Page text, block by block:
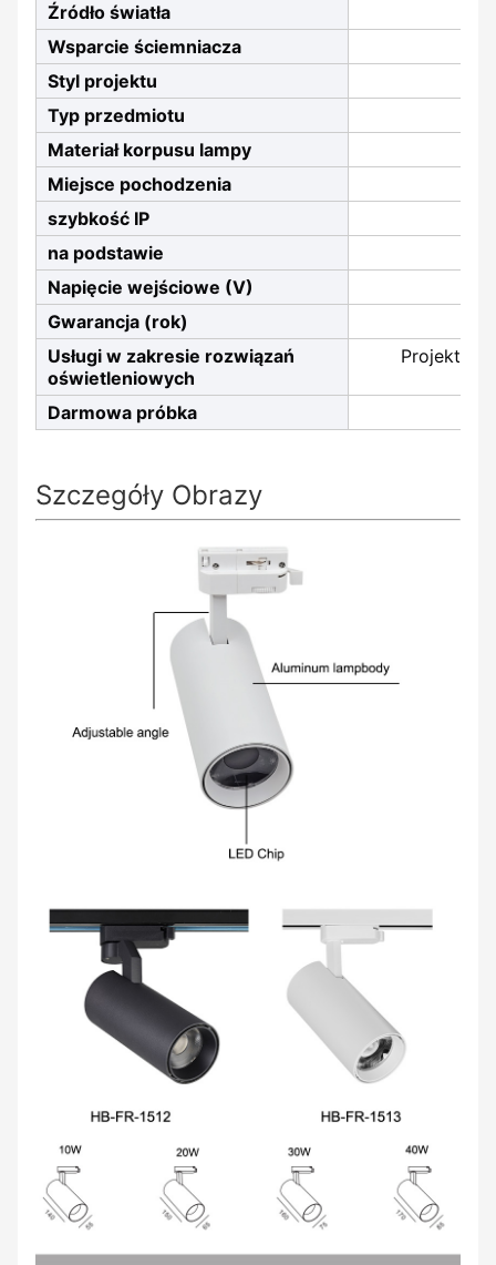
Źródło światła
Wsparcie ściemniacza
Styl projektu
Typ przedmiotu
Materiał korpusu lampy
Miejsce pochodzenia
szybkość IP
na podstawie
Napięcie wejściowe (V)
Gwarancja (rok)
Usługi w zakresie rozwiązań
oświetleniowych
Darmowa próbka
Szczegóły Obrazy